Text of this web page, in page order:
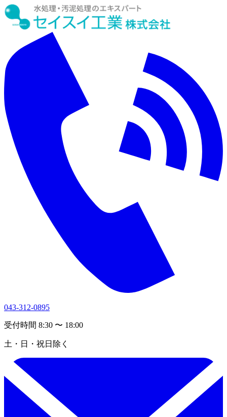
043-312-0895
受付時間 8:30 〜 18:00
土・日・祝日除く